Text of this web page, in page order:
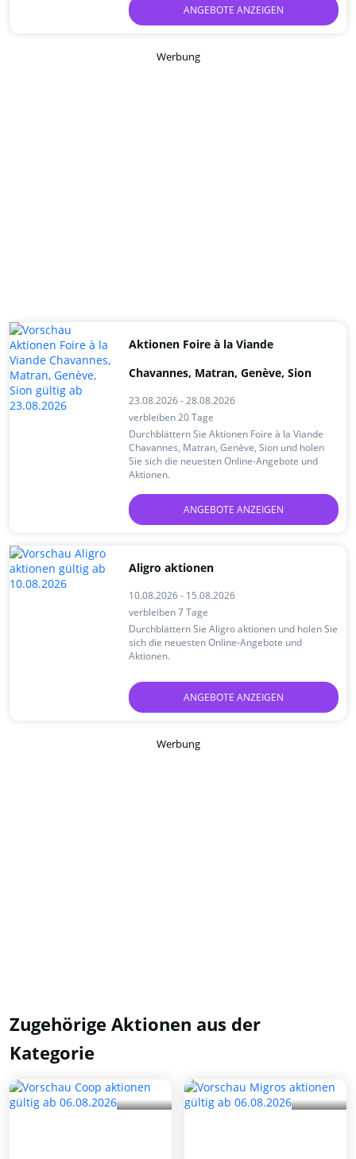
ANGEBOTE ANZEIGEN
Werbung
Aktionen Foire à la Viande
Chavannes, Matran, Genève, Sion
23.08.2026 - 28.08.2026
verbleiben 20 Tage
Durchblättern Sie Aktionen Foire à la Viande
Chavannes, Matran, Genève, Sion und holen
Sie sich die neuesten Online-Angebote und
Aktionen.
ANGEBOTE ANZEIGEN
Aligro aktionen
10.08.2026 - 15.08.2026
verbleiben 7 Tage
Durchblättern Sie Aligro aktionen und holen Sie
sich die neuesten Online-Angebote und
Aktionen.
ANGEBOTE ANZEIGEN
Werbung
Zugehörige Aktionen aus der
Kategorie